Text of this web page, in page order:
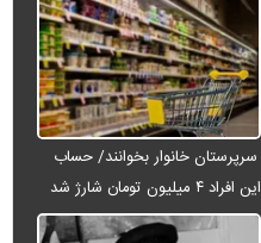
سرپرستان خانوار بخوانند/ حساب
این افراد ۴ میلیون تومان شارژ شد